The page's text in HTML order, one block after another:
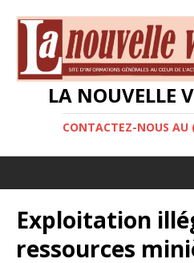
LA NOUVELLE
CONTACTEZ-NOUS AU
Exploitation
ressources